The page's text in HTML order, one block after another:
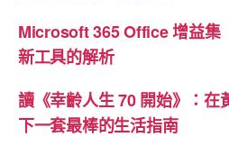
Microsoft 365 Office 增益集
新工具的解析
讀《幸齡人生 70 開始》：在
下一套最棒的生活指南